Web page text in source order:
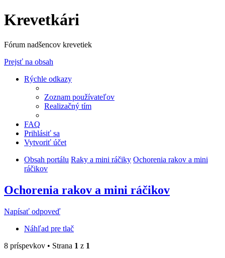
Krevetkári
Fórum nadšencov krevetiek
Prejsť na obsah
Rýchle odkazy
Zoznam používateľov
Realizačný tím
FAQ
Prihlásiť sa
Vytvoriť účet
Obsah portálu Raky a mini ráčiky Ochorenia rakov a mini
ráčikov
Ochorenia rakov a mini ráčikov
Napísať odpoveď
Náhľad pre tlač
8 príspevkov • Strana 1 z 1